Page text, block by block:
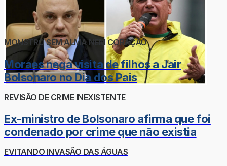
MONSTRO SEM ALMA NEM CORAÇÃO
Moraes nega visita de filhos a Jair
Bolsonaro no Dia dos Pais
REVISÃO DE CRIME INEXISTENTE
Ex-ministro de Bolsonaro afirma que foi
condenado por crime que não existia
EVITANDO INVASÃO DAS ÁGUAS